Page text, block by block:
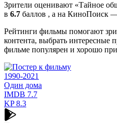
Зрители оценивают «Тайное
в 6.7 баллов , а на КиноПоиск
Рейтинги фильмы помогают
контента, выбрать интересные
фильме популярен и хорошо
1990-2021
Один дома
IMDB 7.7
KP8.3